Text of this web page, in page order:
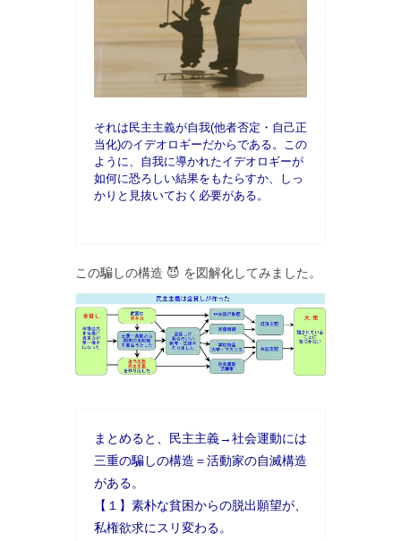
それは民主主義が自我(他者否定・自己正
当化)のイデオロギーだからである。この
ように、自我に導かれたイデオロギーが
如何に恐ろしい結果をもたらすか、しっ
かりと見抜いておく必要がある。
この騙しの構造 😈 を図解化してみました。
まとめると、民主主義→社会運動には
三重の騙しの構造＝活動家の自滅構造
がある。
【１】素朴な貧困からの脱出願望が、
私権欲求にスリ変わる。